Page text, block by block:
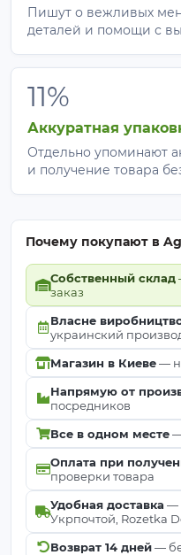
Пишут о вежливых
деталей и помощи с
11%
Аккуратная
Отдельно упоминают
и получение товара
Почему покупают в
Собственный склад
заказ
Власне
украинский
Магазин в Киеве—
Напрямую от
посредников
Все в одном месте
Оплата при
проверки товара
Удобная доставка —
Укрпочтой, Rozetka
Возврат 14 дней—